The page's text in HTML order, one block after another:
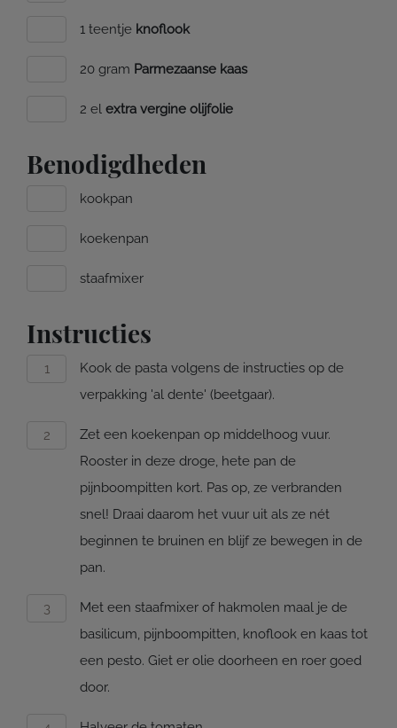
1 teentje knoflook
20 gram Parmezaanse kaas
2 el extra vergine olijfolie
Benodigdheden
kookpan
koekenpan
staafmixer
Instructies
Kook de pasta volgens de instructies op de
verpakking 'al dente' (beetgaar).
Zet een koekenpan op middelhoog vuur.
Rooster in deze droge, hete pan de
pijnboompitten kort. Pas op, ze verbranden
snel! Draai daarom het vuur uit als ze nét
beginnen te bruinen en blijf ze bewegen in de
pan.
Met een staafmixer of hakmolen maal je de
basilicum, pijnboompitten, knoflook en kaas tot
een pesto. Giet er olie doorheen en roer goed
door.